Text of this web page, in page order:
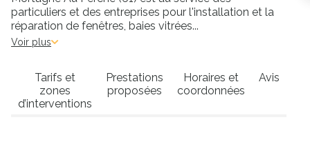
particuliers et des entreprises pour l'installation et la
réparation de fenêtres, baies vitrées...
Voir plus
Tarifs et
zones
d’interventions
Prestations
proposées
Horaires et
coordonnées
Avis